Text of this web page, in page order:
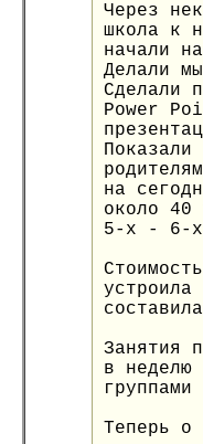
Через
школа к
начали
Делали
Сделали
Power
Показали
на
около 40
5-х - 6-х
устроила
Занятия
в неделю
Теперь о